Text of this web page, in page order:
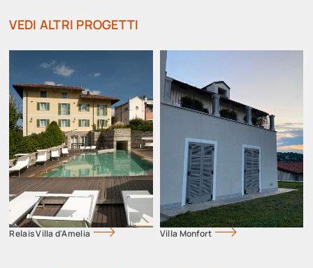
VEDI ALTRI PROGETTI
Relais Villa d'Amelia Villa Monfort